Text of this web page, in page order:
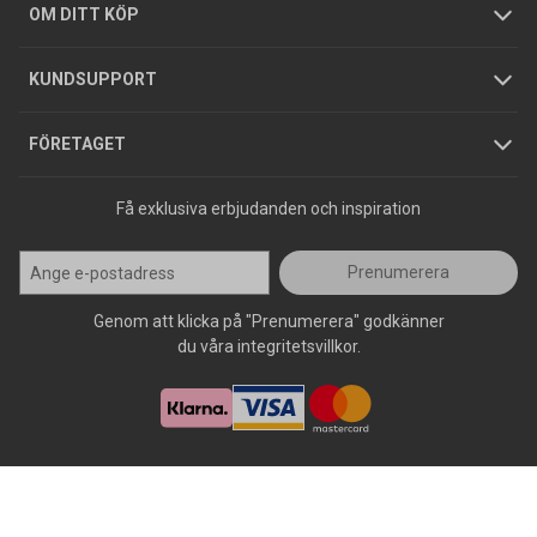
OM DITT KÖP
GDPR
KUNDSUPPORT
Köpguider
Varumärken
FÖRETAGET
Hållbarhet
Jobba hos oss
Press
Få exklusiva erbjudanden och inspiration
Prenumerera
Genom att klicka på "Prenumerera" godkänner
du våra integritetsvillkor.